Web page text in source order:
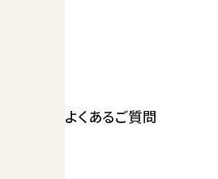
よくあるご質問